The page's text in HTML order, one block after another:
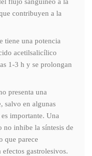
flujo sanguíneo a la
contribuyen a la
tiene una potencia
acetilsalicílico
1-3 h y se prolongan
presenta una
salvo en algunas
importante. Una
no inhibe la síntesis de
que parece
gastrolesivos.